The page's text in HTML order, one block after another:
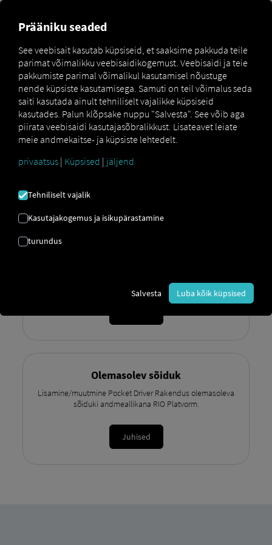
Loomine Pocket Driver
Seadme sisselogimised
Sisselogimiseks Pocket Driver Seadme kaudu
sisselogimisega rakenduse jaoks vajate
juurdepääsuandmeid QR-koodi kujul. Selle leiate
aadressilt RIO Platvormi saab luua iga kasutaja, kellel on
sõidukipargi halduri õigused. Kui kood on loodud, kehtib
see ühekordselt ja kuni 72 tundi. Seejärel logivad
kasutajad rakendusse sisse, skannides QR-koodi oma
Olemasolev sõiduk
Lisamine/muutmine Pocket Driver Rakendus olemasoleva
sõiduki andmeallikana RIO Platvorm.
Juhised
Prääniku seaded
See veebisait kasutab küpsiseid, et saaksime pakkuda teile
parimat võimalikku veebisaidikogemust. Veebisaidi ja teie
pakkumiste parimal võimalikul kasutamisel nõustuge
nende küpsiste kasutamisega. Samuti on teil võimalus seda
saiti kasutada ainult tehniliselt vajalikke küpsiseid
kasutades. Palun klõpsake nuppu "Salvesta". See võib aga
piirata veebisaidi kasutajasõbralikkust. Lisateavet leiate
meie andmekaitse- ja küpsiste lehtedelt.
privaatsus | Küpsised | jäljend
Tehniliselt vajalik
Kasutajakogemus ja isikupärastamine
turundus
Salvesta Luba kõik küpsised